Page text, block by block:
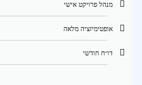
מנהל פרויקט אישי
אופטימיזציה מלאה
דו״ח חודשי